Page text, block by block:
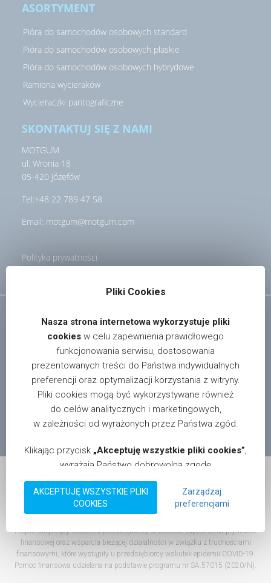
Pliki Cookies
Nasza strona internetowa wykorzystuje pliki
cookies w celu zapewnienia prawidłowego
funkcjonowania serwisu, dostosowania
prezentowanych treści do Państwa indywidualnych
preferencji oraz optymalizacji korzystania z witryny.
Pliki cookies mogą być wykorzystywane również
do celów analitycznych i marketingowych,
w zależności od wyrażonych przez Państwa zgód.
Klikając przycisk „Akceptuję wszystkie pliki cookies”,
wyrażają Państwo dobrowolną zgodę
na przechowywanie na Państwa urządzeniu informacji
w postaci plików cookies oraz na przetwarzanie
danych zebranych za ich pomocą, zgodnie z
oraz CPRA. Mają Państwo możliwość w dowolnym
momencie zmienić ustawienia plików cookies lub
wycofać udzieloną zgodę, bez wpływu na zgodność z
AKCEPTUJĘ WSZYSTKIE PLIKI
COOKIES
Zarządzaj
preferencjami
ASORTYMENT
Pióra do samochodów osobowych standard
Pióra do samochodów osobowych płaskie
Pióra do samochodów osobowych hybrydowe
Ramiona wycieraków
Wycieraczki pantograficzne
SKONTAKTUJ SIĘ Z NAMI
MOTGUM
ul. Wronia 18
05-420 Józefów
Tel:+48 22 789 47 58
Email: motgum@motgum.com
Polityka prywatności
W celu uzyskania informacji o dystrybutorach i sklepach
oferujących nasze produkty na terenie całego kraju,
prosimy pisać na adres: info@motgum.com
© 2026 Motgum. Wszystkie prawa zastrzeżone.
Dotacja na kapitał obrotowy dla MOTGUM Sp.j. Perczyński
Projekt dotyczący wsparcia przedsiębiorcy w zakresie zapewnienia płynności
finansowej oraz wsparcia bieżącej działalności w związku z trudnościami
finansowymi, które wystąpiły u przedsiębiorcy wskutek epidemii COVID-19.
Pomoc finansowa udzielana na podstawie programu nr SA.57015 (2020/N).